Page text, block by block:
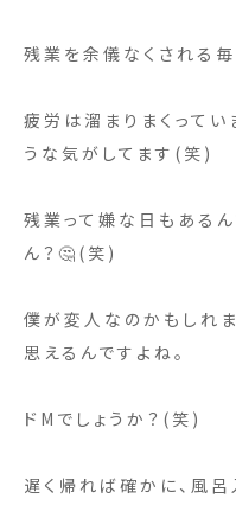
残業を余儀なくされる
疲労は溜まりまくってい
うな気がしてます(笑)
残業って嫌な日もある
ん？🤔(笑)
僕が変人なのかもしれ
思えるんですよね。
ドMでしょうか？(笑)
遅く帰れば確かに、風呂